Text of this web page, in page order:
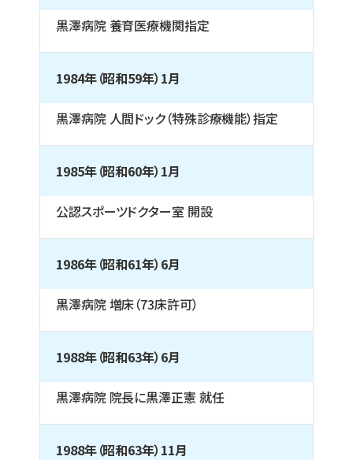
黒澤病院 養育医療機関指定
1984年（昭和59年）1月
黒澤病院 人間ドック（特殊診療機能）指定
1985年（昭和60年）1月
公認スポーツドクター室 開設
1986年（昭和61年）6月
黒澤病院 増床（73床許可）
1988年（昭和63年）6月
黒澤病院 院長に黒澤正憲 就任
1988年（昭和63年）11月